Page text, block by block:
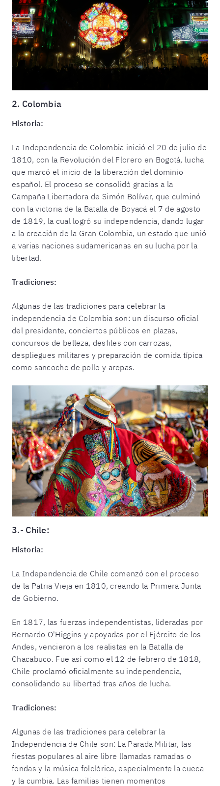
2. Colombia
Historia:
La Independencia de Colombia inició el 20 de julio de
1810, con la Revolución del Florero en Bogotá, lucha
que marcó el inicio de la liberación del dominio
español. El proceso se consolidó gracias a la
Campaña Libertadora de Simón Bolívar, que culminó
con la victoria de la Batalla de Boyacá el 7 de agosto
de 1819, la cual logró su independencia, dando lugar
a la creación de la Gran Colombia, un estado que unió
a varias naciones sudamericanas en su lucha por la
libertad.
Tradiciones:
Algunas de las tradiciones para celebrar la
independencia de Colombia son: un discurso oficial
del presidente, conciertos públicos en plazas,
concursos de belleza, desfiles con carrozas,
despliegues militares y preparación de comida típica
como sancocho de pollo y arepas.
3.- Chile:
Historia:
La Independencia de Chile comenzó con el proceso
de la Patria Vieja en 1810, creando la Primera Junta
de Gobierno.
En 1817, las fuerzas independentistas, lideradas por
Bernardo O'Higgins y apoyadas por el Ejército de los
Andes, vencieron a los realistas en la Batalla de
Chacabuco. Fue así como el 12 de febrero de 1818,
Chile proclamó oficialmente su independencia,
consolidando su libertad tras años de lucha.
Tradiciones:
Algunas de las tradiciones para celebrar la
Independencia de Chile son: La Parada Militar, las
fiestas populares al aire libre llamadas ramadas o
fondas y la música folclórica, especialmente la cueca
y la cumbia. Las familias tienen momentos